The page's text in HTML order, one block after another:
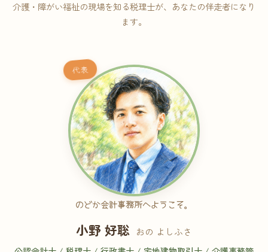
介護・障がい福祉の現場を知る税理士が、あなたの伴走者になり
ます。
代表
のどか会計事務所へようこそ。
小野 好聡 おの よしふさ